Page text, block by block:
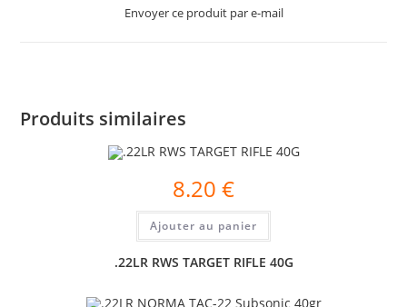
Envoyer ce produit par e-mail
Produits similaires
8.20 €
Ajouter au panier
.22LR RWS TARGET RIFLE 40G